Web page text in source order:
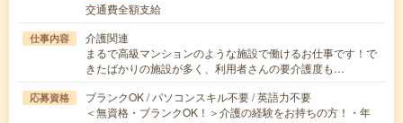
交通費全額支給
仕事内容
介護関連
まるで高級マンションのような施設で働けるお仕事です！で
きたばかりの施設が多く、利用者さんの要介護度も…
応募資格
ブランクOK / パソコンスキル不要 / 英語力不要
＜無資格・ブランクOK！＞介護の経験をお持ちの方！・年